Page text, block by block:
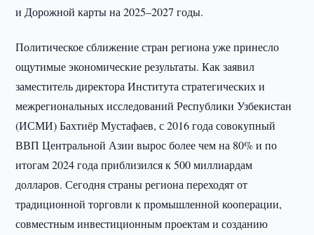
и Дорожной карты на 2025–2027 годы.
Политическое сближение стран региона уже принесло
ощутимые экономические результаты. Как заявил
заместитель директора Института стратегических и
межрегиональных исследований Республики Узбекистан
(ИСМИ) Бахтиёр Мустафаев, с 2016 года совокупный
ВВП Центральной Азии вырос более чем на 80% и по
итогам 2024 года приблизился к 500 миллиардам
долларов. Сегодня страны региона переходят от
традиционной торговли к промышленной кооперации,
совместным инвестиционным проектам и созданию